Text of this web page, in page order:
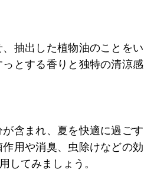
抽出した植物油のことをい
とする香りと独特の清涼感
含まれ、夏を快適に過ごす
用や消臭、虫除けなどの効
してみましょう。